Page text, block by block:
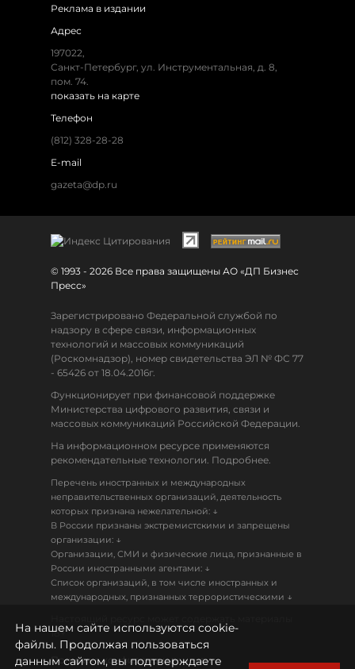
Реклама в издании
Адрес
197022,
Санкт-Петербург, ул. Инструментальная, д. 8,
пом. 74.
показать на карте
Телефон
(812) 328-28-28
E-mail
gazeta@dp.ru
© 1993 - 2026 Все права защищены АО «ДП Бизнес
Пресс»
Зарегистрировано Федеральной службой по
надзору в сфере связи, информационных
технологий и массовых коммуникаций
(Роскомнадзор), номер свидетельства ЭЛ № ФС 77
- 65426 от 18.04.2016г.
Функционирует при финансовой поддержке
Министерства цифрового развития, связи и
массовых коммуникаций Российской Федерации.
На информационном ресурсе применяются
рекомендательные технологии. Подробнее.
Перечень иностранных и международных
неправительственных организаций, деятельность
которых признана нежелательной: ↓
В России признаны экстремистскими и запрещены
организации: ↓
Организации, СМИ и физические лица, признанные в
России иностранными агентами: ↓
Список организаций, в том числе иностранных и
международных, признанных террористическими ↓
18+
Политика конфиденциальности
На нашем сайте используются cookie-
файлы. Продолжая пользоваться
данным сайтом, вы подтверждаете